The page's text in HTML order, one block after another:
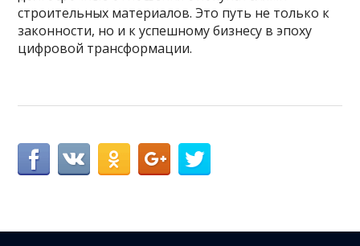
строительных материалов. Это путь не только к
законности, но и к успешному бизнесу в эпоху
цифровой трансформации.